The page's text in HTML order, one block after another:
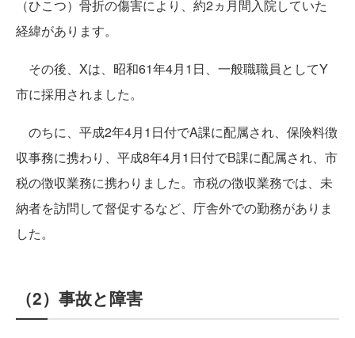
（ひこつ）骨折の傷害により、約2ヵ月間入院していた
経緯があります。
その後、Xは、昭和61年4月1日、一般職職員としてY
市に採用されました。
のちに、平成2年4月1日付でA課に配属され、保険料徴
収事務に携わり、平成8年4月1日付でB課に配属され、市
税の徴収業務に携わりました。市税の徴収業務では、未
納者を訪問して督促するなど、庁舎外での勤務がありま
した。
（2）事故と障害